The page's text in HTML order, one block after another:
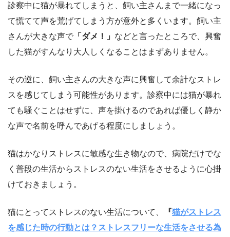
診察中に猫が暴れてしまうと、飼い主さんまで一緒になっ
て慌てて声を荒げてしまう方が意外と多くいます。飼い主
さんが大きな声で 「ダメ！」 などと言ったところで、興奮
した猫がすんなり大人しくなることはまずありません。
その逆に、飼い主さんの大きな声に興奮して余計なストレ
スを感じてしまう可能性があります。診察中には猫が暴れ
ても騒ぐことはせずに、声を掛けるのであれば優しく静か
な声で名前を呼んであげる程度にしましょう。
猫はかなりストレスに敏感な生き物なので、病院だけでな
く普段の生活からストレスのない生活をさせるように心掛
けておきましょう。
猫にとってストレスのない生活について、 『猫がストレス
を感じた時の行動とは？ストレスフリーな生活をさせる為